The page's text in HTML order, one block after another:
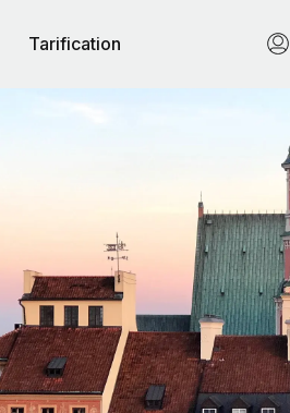
Tarification